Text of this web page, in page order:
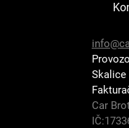
Skalice
Car